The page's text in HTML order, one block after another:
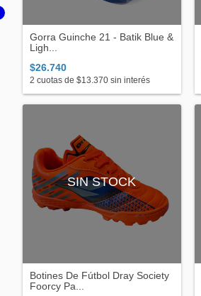
Gorra Guinche 21 - Batik Blue &
Ligh...
$26.740
2 cuotas de $13.370 sin interés
SIN STOCK
Botines De Fútbol Dray Society
Foorcy Pa...